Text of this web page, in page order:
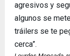
agresivos y
algunos se
tráilers se te
cerca”.